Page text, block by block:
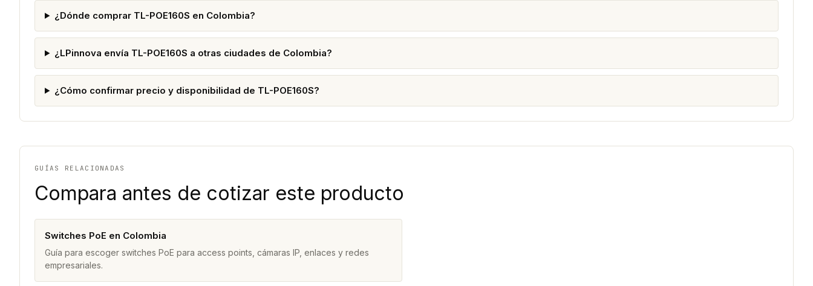
¿Dónde comprar TL-POE160S en Colombia?
¿LPinnova envía TL-POE160S a otras ciudades de Colombia?
¿Cómo confirmar precio y disponibilidad de TL-POE160S?
GUÍAS RELACIONADAS
Compara antes de cotizar este producto
Switches PoE en Colombia
Guía para escoger switches PoE para access points, cámaras IP, enlaces y redes
empresariales.